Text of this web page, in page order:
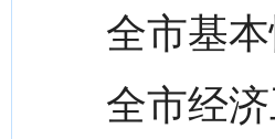
全市基
全市经